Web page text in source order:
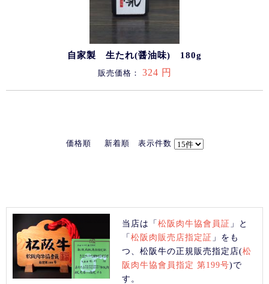
自家製 生たれ(醤油味) 180g
販売価格： 324 円
価格順 新着順 表示件数
当店は「松阪肉牛協會員証 」と
「松阪肉販売店指定証 」をも
つ、松阪牛の正規販売指定店(松
阪肉牛協會員指定 第199号)で
す。